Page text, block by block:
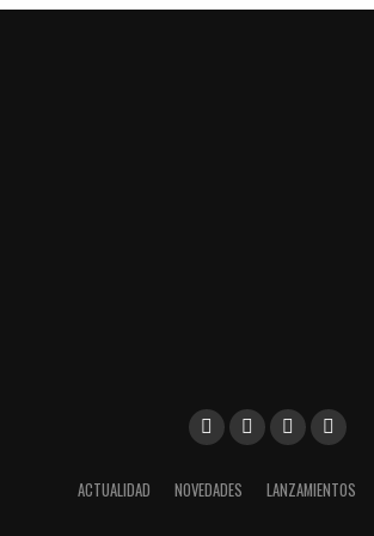
ACTUALIDAD NOVEDADES LANZAMIENTOS